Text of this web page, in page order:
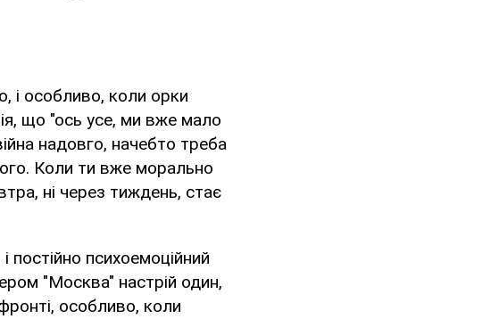
і особливо, коли орки
що "ось усе, ми вже мало
надовго, начебто треба
Коли ти вже морально
ні через тиждень, стає
постійно психоемоційний
"Москва" настрій один,
особливо, коли